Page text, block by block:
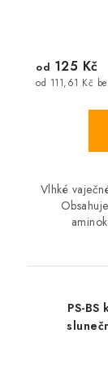
od 111,61 Kč
od 125 Kč
Vlhké
PS-